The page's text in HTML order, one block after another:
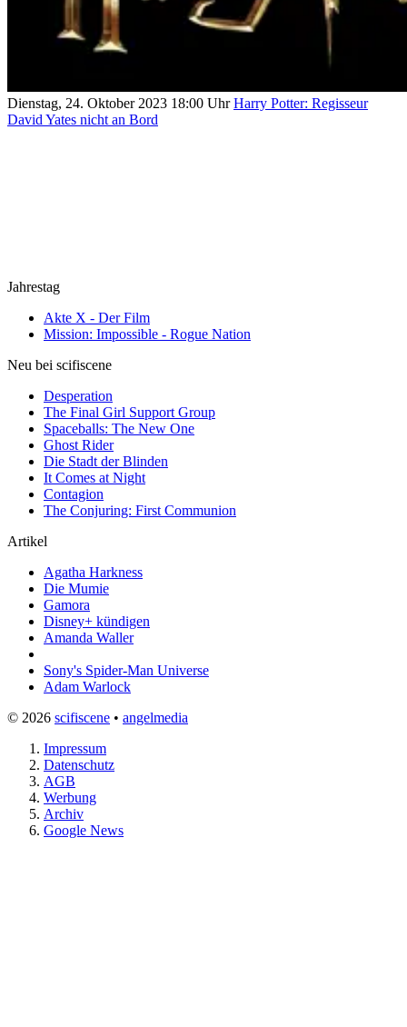
Dienstag, 24. Oktober 2023 18:00 Uhr Harry Potter: Regisseur
David Yates nicht an Bord
Jahrestag
Akte X - Der Film
Mission: Impossible - Rogue Nation
Neu bei scifiscene
Desperation
The Final Girl Support Group
Spaceballs: The New One
Ghost Rider
Die Stadt der Blinden
It Comes at Night
Contagion
The Conjuring: First Communion
Artikel
Agatha Harkness
Die Mumie
Gamora
Disney+ kündigen
Amanda Waller
Sony's Spider-Man Universe
Adam Warlock
© 2026 scifiscene • angelmedia
Impressum
Datenschutz
AGB
Werbung
Archiv
Google News